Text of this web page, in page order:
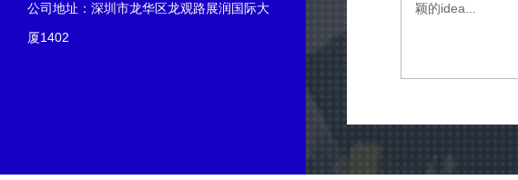
公司地址：深圳市龙华区龙观路展润国际大
厦1402